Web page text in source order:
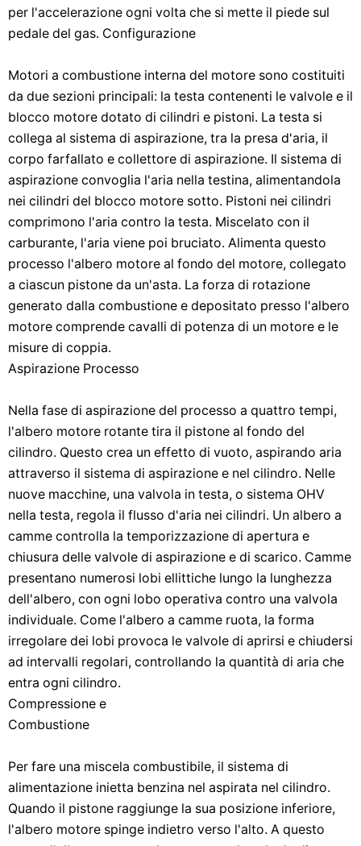
per l'accelerazione ogni volta che si mette il piede sul
pedale del gas. Configurazione
Motori a combustione interna del motore sono costituiti
da due sezioni principali: la testa contenenti le valvole e il
blocco motore dotato di cilindri e pistoni. La testa si
collega al sistema di aspirazione, tra la presa d'aria, il
corpo farfallato e collettore di aspirazione. Il sistema di
aspirazione convoglia l'aria nella testina, alimentandola
nei cilindri del blocco motore sotto. Pistoni nei cilindri
comprimono l'aria contro la testa. Miscelato con il
carburante, l'aria viene poi bruciato. Alimenta questo
processo l'albero motore al fondo del motore, collegato
a ciascun pistone da un'asta. La forza di rotazione
generato dalla combustione e depositato presso l'albero
motore comprende cavalli di potenza di un motore e le
misure di coppia.
Aspirazione Processo
Nella fase di aspirazione del processo a quattro tempi,
l'albero motore rotante tira il pistone al fondo del
cilindro. Questo crea un effetto di vuoto, aspirando aria
attraverso il sistema di aspirazione e nel cilindro. Nelle
nuove macchine, una valvola in testa, o sistema OHV
nella testa, regola il flusso d'aria nei cilindri. Un albero a
camme controlla la temporizzazione di apertura e
chiusura delle valvole di aspirazione e di scarico. Camme
presentano numerosi lobi ellittiche lungo la lunghezza
dell'albero, con ogni lobo operativa contro una valvola
individuale. Come l'albero a camme ruota, la forma
irregolare dei lobi provoca le valvole di aprirsi e chiudersi
ad intervalli regolari, controllando la quantità di aria che
entra ogni cilindro.
Compressione e
Combustione
Per fare una miscela combustibile, il sistema di
alimentazione inietta benzina nel aspirata nel cilindro.
Quando il pistone raggiunge la sua posizione inferiore,
l'albero motore spinge indietro verso l'alto. A questo